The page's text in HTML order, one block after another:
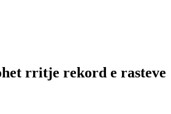
rritje rekord e rasteve